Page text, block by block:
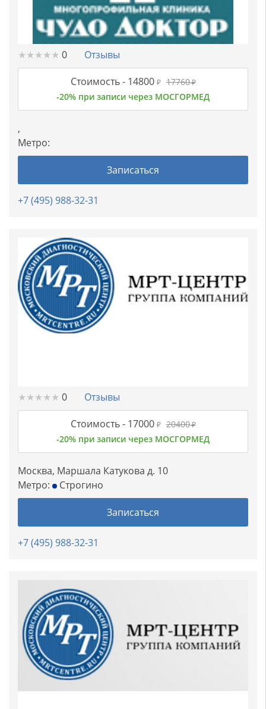
★★★★★
★★★★★ 0 Отзывы
Стоимость -14800 ₽ 17760₽
-20% при записи через МОСГОРМЕД
,
Метро:
Записаться
+7 (495) 988-32-31
★★★★★
★★★★★ 0 Отзывы
Стоимость -17000 ₽ 20400₽
-20% при записи через МОСГОРМЕД
Москва, Маршала Катукова д. 10
Метро:
Строгино
Записаться
+7 (495) 988-32-31